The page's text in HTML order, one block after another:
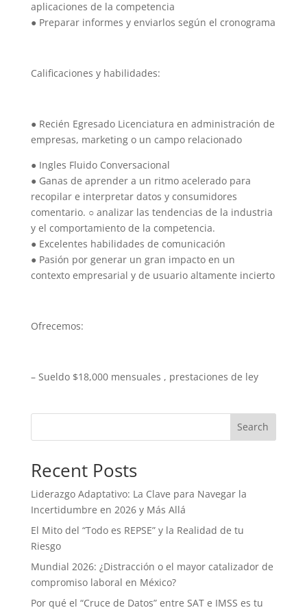
aplicaciones de la competencia
● Preparar informes y enviarlos según el cronograma
Calificaciones y habilidades:
● Recién Egresado Licenciatura en administración de
empresas, marketing o un campo relacionado
● Ingles Fluido Conversacional
● Ganas de aprender a un ritmo acelerado para
recopilar e interpretar datos y consumidores
comentario. ○ analizar las tendencias de la industria
y el comportamiento de la competencia.
● Excelentes habilidades de comunicación
● Pasión por generar un gran impacto en un
contexto empresarial y de usuario altamente incierto
Ofrecemos:
– Sueldo $18,000 mensuales , prestaciones de ley
Search
Recent Posts
Liderazgo Adaptativo: La Clave para Navegar la
Incertidumbre en 2026 y Más Allá
El Mito del “Todo es REPSE” y la Realidad de tu
Riesgo
Mundial 2026: ¿Distracción o el mayor catalizador de
compromiso laboral en México?
Por qué el “Cruce de Datos” entre SAT e IMSS es tu